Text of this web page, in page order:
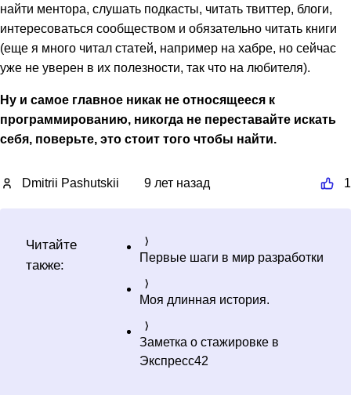
найти ментора, слушать подкасты, читать твиттер, блоги,
интересоваться сообществом и обязательно читать книги
(еще я много читал статей, например на хабре, но сейчас
уже не уверен в их полезности, так что на любителя).
Ну и самое главное никак не относящееся к
программированию, никогда не переставайте искать
себя, поверьте, это стоит того чтобы найти.
Dmitrii Pashutskii 9 лет назад 1
Читайте
также:
Первые шаги в мир разработки
Моя длинная история.
Заметка о стажировке в
Экспресс42